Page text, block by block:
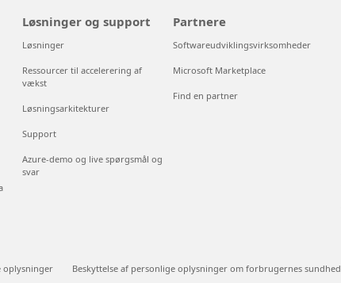
Løsninger og support
Løsninger
Ressourcer til accelerering af
vækst
Løsningsarkitekturer
Support
Azure-demo og live spørgsmål og
svar
Partnere
Softwareudviklingsvirksomheder
Microsoft Marketplace
Find en partner
oplysninger Beskyttelse af personlige oplysninger om forbrugernes sundhed